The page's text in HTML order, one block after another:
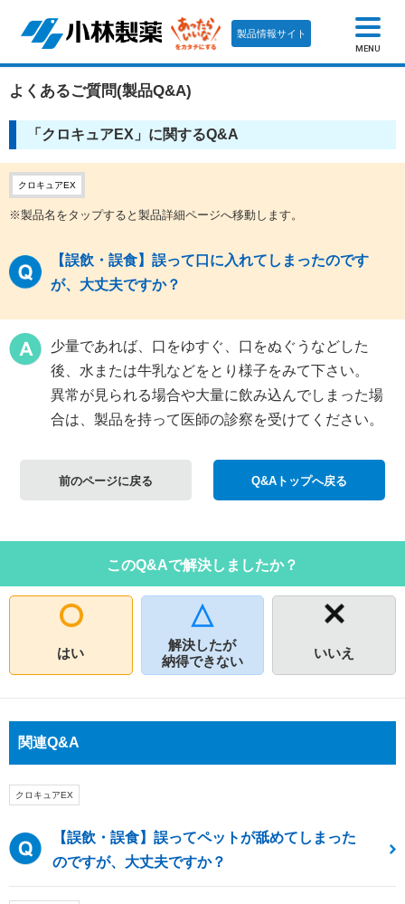
製品情報サイト
MENU
よくあるご質問(製品Q&A)
「クロキュアEX」に関するQ&A
クロキュアEX
※製品名をタップすると製品詳細ページへ移動します。
【誤飲・誤食】誤って口に入れてしまったのです
が、大丈夫ですか？
少量であれば、口をゆすぐ、口をぬぐうなどした
後、水または牛乳などをとり様子をみて下さい。
異常が見られる場合や大量に飲み込んでしまった場
合は、製品を持って医師の診察を受けてください。
前のページに戻る Q&Aトップへ戻る
このQ&Aで解決しましたか？
はい
解決したが
納得できない
いいえ
関連Q&A
クロキュアEX
【誤飲・誤食】誤ってペットが舐めてしまった
のですが、大丈夫ですか？